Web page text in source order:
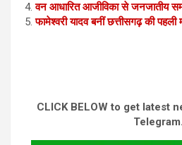
वन आधारित आजीविका से जनजातीय
फामेश्वरी यादव बनीं छत्तीसगढ़ की पहली
CLICK BELOW to get latest
Telegram.